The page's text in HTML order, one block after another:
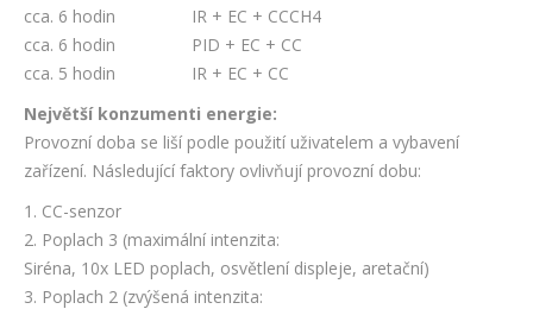
cca. 6 hodin IR + EC + CCCH4
cca. 6 hodin PID + EC + CC
cca. 5 hodin IR + EC + CC
Největší konzumenti energie:
Provozní doba se liší podle použití uživatelem a vybavení
zařízení. Následující faktory ovlivňují provozní dobu:
1. CC-senzor
2. Poplach 3 (maximální intenzita:
Siréna, 10x LED poplach, osvětlení displeje, aretační)
3. Poplach 2 (zvýšená intenzita: